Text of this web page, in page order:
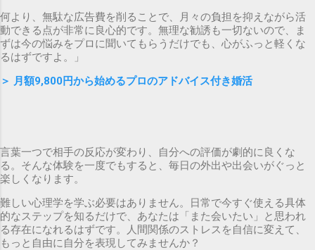
何より、無駄な広告費を削ることで、月々の負担を抑えながら活
動できる点が非常に良心的です。無理な勧誘も一切ないので、ま
ずは今の悩みをプロに聞いてもらうだけでも、心がふっと軽くな
るはずですよ。」
＞ 月額9,800円から始めるプロのアドバイス付き婚活
言葉一つで相手の反応が変わり、自分への評価が劇的に良くな
る。そんな体験を一度でもすると、毎日の外出や出会いがぐっと
楽しくなります。
難しい心理学を学ぶ必要はありません。日常で今すぐ使える具体
的なステップを知るだけで、あなたは「また会いたい」と思われ
る存在になれるはずです。人間関係のストレスを自信に変えて、
もっと自由に自分を表現してみませんか？